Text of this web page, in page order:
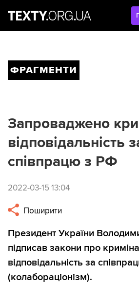
ФРАГМЕНТИ
Запроваджено
відповідальність
співпрацю з РФ
2022-03-15 13:04
Поширити
Президент України
підписав закони про
відповідальність за
(колабораціонізм).